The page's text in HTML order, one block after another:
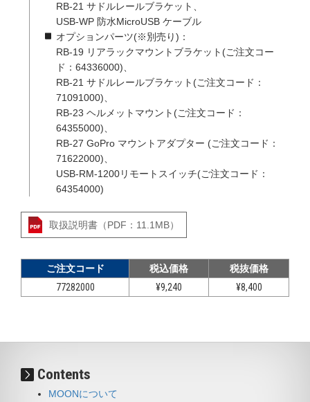
RB-21 サドルレールブラケット、
USB-WP 防水MicroUSB ケーブル
オプションパーツ(※別売り)：
RB-19 リアラックマウントブラケット(ご注文コー
ド：64336000)、
RB-21 サドルレールブラケット(ご注文コード：
71091000)、
RB-23 ヘルメットマウント(ご注文コード：
64355000)、
RB-27 GoPro マウントアダプター (ご注文コード：
71622000)、
USB-RM-1200リモートスイッチ(ご注文コード：
64354000)
取扱説明書（PDF：11.1MB）
ご注文コード 税込価格
税抜価格
77282000
¥9,240 ¥8,400
Contents
MOONについて